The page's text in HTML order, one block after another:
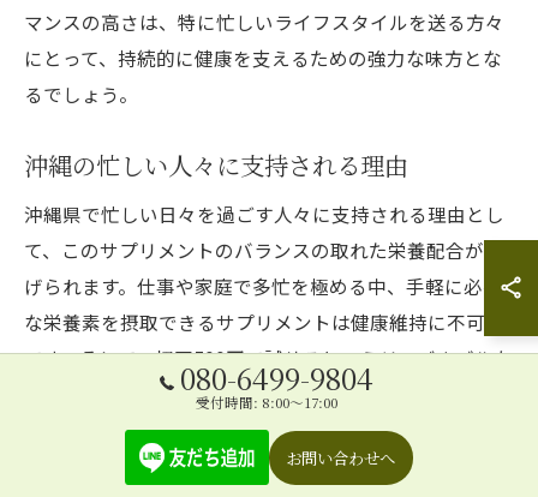
マンスの高さは、特に忙しいライフスタイルを送る方々
にとって、持続的に健康を支えるための強力な味方とな
るでしょう。
沖縄の忙しい人々に支持される理由
沖縄県で忙しい日々を過ごす人々に支持される理由とし
て、このサプリメントのバランスの取れた栄養配合が挙
げられます。仕事や家庭で多忙を極める中、手軽に必要
な栄養素を摂取できるサプリメントは健康維持に不可欠
です。そして、初回500円で試せるというリーズナブルな
価格は、沖縄の多くの人々にとって、まず一歩を踏み出
すための大きな魅力です。また、定期購入の縛りがない
ため、一度試してから本当に自分に合ったものを選べる
080-6499-9804
受付時間: 8:00～17:00
お問い合わせへ